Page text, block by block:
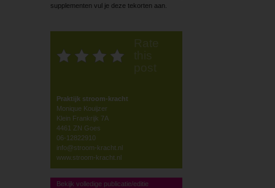
supplementen vul je deze tekorten aan.
Praktijk stroom-kracht
Monique Kouijzer
Klein Frankrijk 7A
4461 ZN Goes
06-12822910
info@stroom-kracht.nl
www.stroom-kracht.nl
Bekijk volledige publicatie/editie